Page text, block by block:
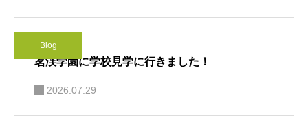
Blog
茗渓学園に学校見学に行きました！
2026.07.29